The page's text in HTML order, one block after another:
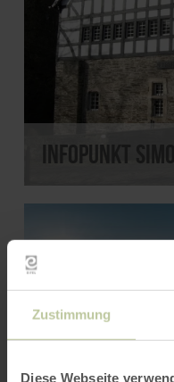
Zustimmung
Diese Webseite
Infopunkt